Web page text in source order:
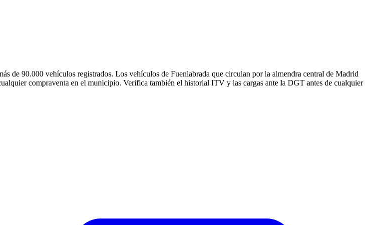
de 90.000 vehículos registrados. Los vehículos de Fuenlabrada que circulan por la almendra central de Madrid
compraventa en el municipio. Verifica también el historial ITV y las cargas ante la DGT antes de cualquier